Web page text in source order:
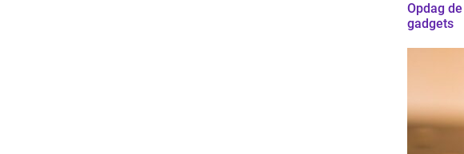
Opdag
gadgets